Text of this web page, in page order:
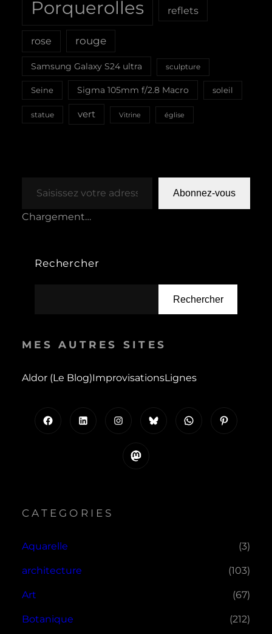
Porquerolles reflets
rose rouge
Samsung Galaxy S24 ultra sculpture
Seine Sigma 105mm f/2.8 Macro soleil
statue vert Vitrine église
Abonnez-vous
Chargement…
Rechercher
Rechercher
MES AUTRES SITES
Aldor (le Blog)ImprovisationsLignes
Instagram WhatsApp
Mastodon
CATEGORIES
Aquarelle (3)
architecture (103)
Art (67)
Botanique (212)